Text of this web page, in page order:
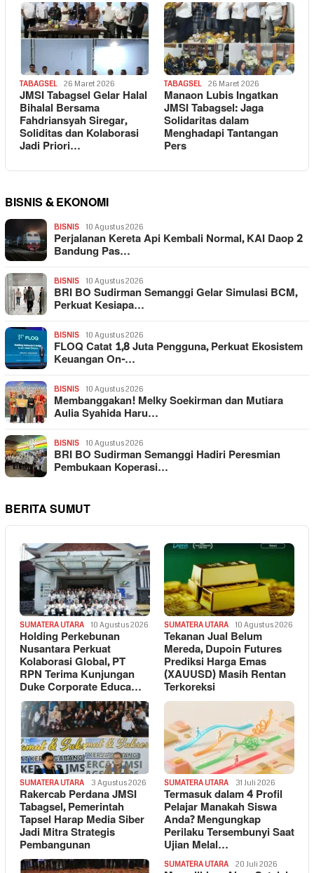
TABAGSEL 26 Maret 2026
JMSI Tabagsel Gelar Halal
Bihalal Bersama
Fahdriansyah Siregar,
Soliditas dan Kolaborasi
Jadi Priori…
TABAGSEL 26 Maret 2026
Manaon Lubis Ingatkan
JMSI Tabagsel: Jaga
Solidaritas dalam
Menghadapi Tantangan
Pers
BISNIS & EKONOMI
BISNIS 10 Agustus 2026
Perjalanan Kereta Api Kembali Normal, KAI Daop 2
Bandung Pas…
BISNIS 10 Agustus 2026
BRI BO Sudirman Semanggi Gelar Simulasi BCM,
Perkuat Kesiapa…
BISNIS 10 Agustus 2026
FLOQ Catat 1,8 Juta Pengguna, Perkuat Ekosistem
Keuangan On-…
BISNIS 10 Agustus 2026
Membanggakan! Melky Soekirman dan Mutiara
Aulia Syahida Haru…
BISNIS 10 Agustus 2026
BRI BO Sudirman Semanggi Hadiri Peresmian
Pembukaan Koperasi…
BERITA SUMUT
SUMATERA UTARA 10 Agustus 2026
Holding Perkebunan
Nusantara Perkuat
Kolaborasi Global, PT
RPN Terima Kunjungan
Duke Corporate Educa…
SUMATERA UTARA 10 Agustus 2026
Tekanan Jual Belum
Mereda, Dupoin Futures
Prediksi Harga Emas
(XAUUSD) Masih Rentan
Terkoreksi
SUMATERA UTARA 3 Agustus 2026
Rakercab Perdana JMSI
Tabagsel, Pemerintah
Tapsel Harap Media Siber
Jadi Mitra Strategis
Pembangunan
SUMATERA UTARA 31 Juli 2026
Termasuk dalam 4 Profil
Pelajar Manakah Siswa
Anda? Mengungkap
Perilaku Tersembunyi Saat
Ujian Melal…
SUMATERA UTARA 20 Juli 2026